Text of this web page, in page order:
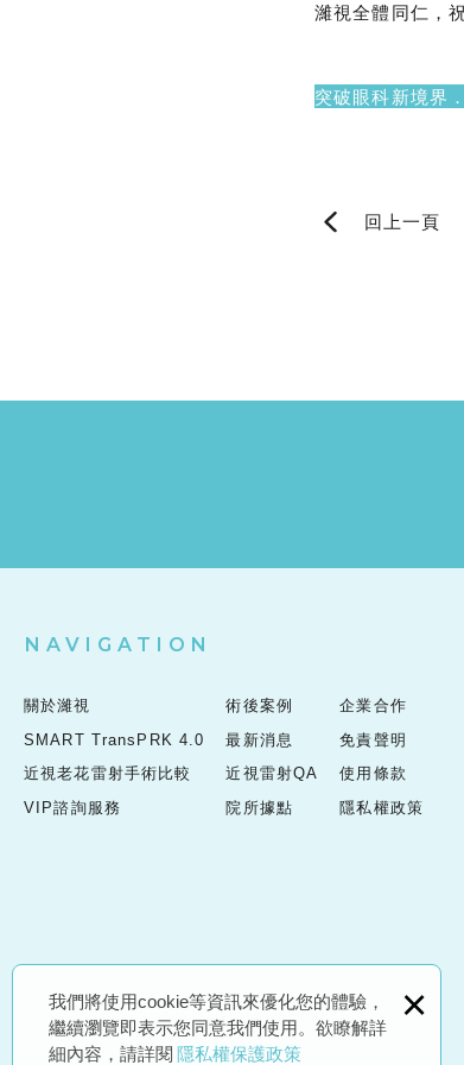
我們將使用cookie等資訊來優化您的體驗，
繼續瀏覽即表示您同意我們使用。欲瞭解詳
細內容，請詳閱 隱私權保護政策
×
濰視全體同仁，
突破眼科新境界
回上一頁
NAVIGATION
關於濰視
SMART TransPRK 4.0
近視老花雷射手術比較
VIP諮詢服務
術後案例
最新消息
近視雷射QA
院所據點
企業合作
免責聲明
使用條款
隱私權政策